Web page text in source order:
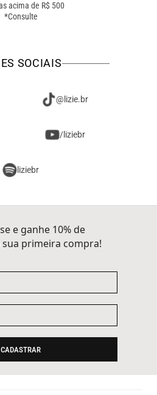
acima de R$ 500
*Consulte
SOCIAIS
@lizie.br
/liziebr
liziebr
e ganhe 10% de
primeira compra!
CADASTRAR